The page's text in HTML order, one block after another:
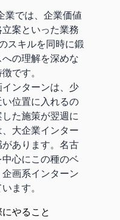
業では、企業価値
案といった業務
スキルを同時に鍛
の理解を深めな
です。
ンターンは、少
位置に入れるの
た施策が翌週に
大企業インター
あります。名古
心にこの種のベ
画系インターン
ます。
やること